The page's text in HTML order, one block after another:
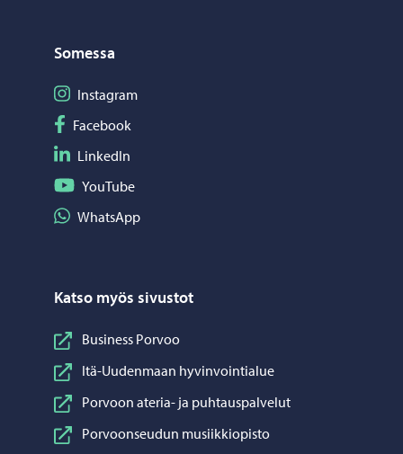
Somessa
Seuraa Instagram
Instagram
Seuraa Facebook
Facebook
Seuraa LinkedIn
LinkedIn
Seuraa YouTube
YouTube
Jaa WhatsApp
WhatsApp
Katso myös sivustot
Business Porvoo
Itä-Uudenmaan hyvinvointialue
Porvoon ateria- ja puhtauspalvelut
Porvoonseudun musiikkiopisto